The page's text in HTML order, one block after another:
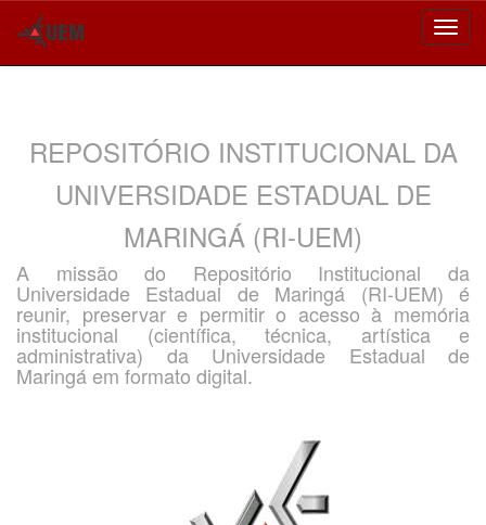
REPOSITÓRIO INSTITUCIONAL DA
UNIVERSIDADE ESTADUAL DE
MARINGÁ (RI-UEM)
A missão do Repositório Institucional da
Universidade Estadual de Maringá (RI-UEM) é
reunir, preservar e permitir o acesso à memória
institucional (científica, técnica, artística e
administrativa) da Universidade Estadual de
Maringá em formato digital.